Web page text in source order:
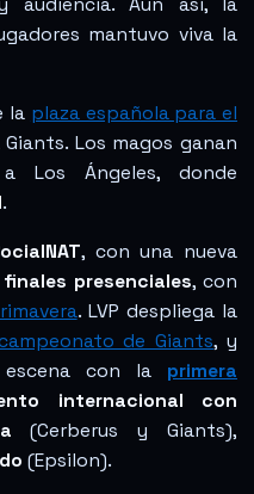
mantuvo viva la
la plaza española para el
Los magos ganan
Los Ángeles, donde
.
, con una nueva
presenciales, con
. LVP despliega la
de Giants, y
con la primera
internacional con
(Cerberus y Giants),
(Epsilon).